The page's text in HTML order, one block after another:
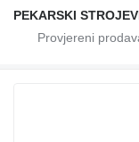
PEKARSKI